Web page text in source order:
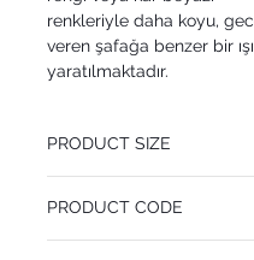
renkleriyle daha koyu,
veren şafağa benzer bir
yaratılmaktadır.
PRODUCT SIZE
Pattern Repeat 53 cm
PRODUCT CODE